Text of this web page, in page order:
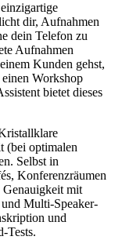
dir, Aufnahmen
dein Telefon zu
Aufnahmen
Kunden gehst,
Workshop
bietet dieses
(bei optimalen
Selbst in
Konferenzräumen
Genauigkeit mit
Multi-Speaker-
und
Tests.